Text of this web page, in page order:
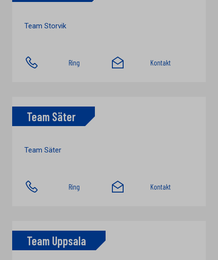
Team Storvik
Ring Kontakt
Team Säter
Team Säter
Ring Kontakt
Team Uppsala